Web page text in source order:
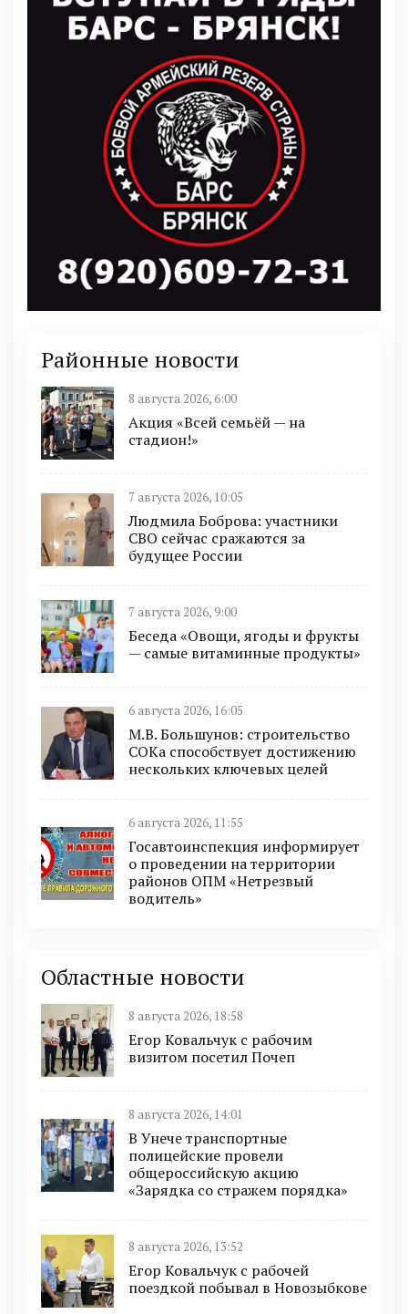
Районные новости
8 августа 2026, 6:00
Акция «Всей семьёй — на
стадион!»
7 августа 2026, 10:05
Людмила Боброва: участники
СВО сейчас сражаются за
будущее России
7 августа 2026, 9:00
Беседа «Овощи, ягоды и фрукты
— самые витаминные продукты»
6 августа 2026, 16:05
М.В. Большунов: строительство
СОКа способствует достижению
нескольких ключевых целей
6 августа 2026, 11:55
Госавтоинспекция информирует
о проведении на территории
районов ОПМ «Нетрезвый
водитель»
Областные новости
8 августа 2026, 18:58
Егор Ковальчук с рабочим
визитом посетил Почеп
8 августа 2026, 14:01
В Унече транспортные
полицейские провели
общероссийскую акцию
«Зарядка со стражем порядка»
8 августа 2026, 13:52
Егор Ковальчук с рабочей
поездкой побывал в Новозыбкове